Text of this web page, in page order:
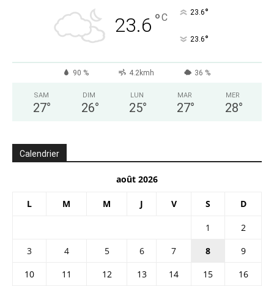
23.6 °C 23.6°
23.6°
90 % 4.2kmh 36 %
SAM
27°
DIM
26°
LUN
25°
MAR
27°
MER
28°
Calendrier
août 2026
L M M J V S D
1
2
3
4 5 6 7 8
9
10
11 12 13 14 15
16